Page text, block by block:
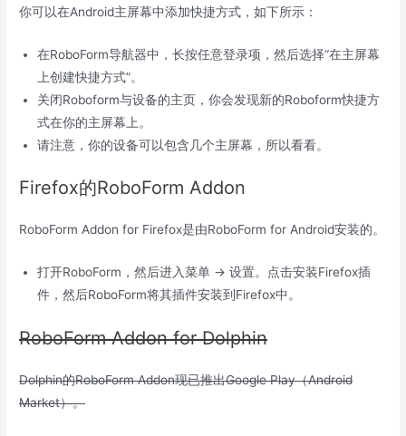
你可以在Android主屏幕中添加快捷方式，如下所示：
在RoboForm导航器中，长按任意登录项，然后选择“在主屏幕
上创建快捷方式”。
关闭Roboform与设备的主页，你会发现新的Roboform快捷方
式在你的主屏幕上。
请注意，你的设备可以包含几个主屏幕，所以看看。
Firefox的RoboForm Addon
RoboForm Addon for Firefox是由RoboForm for Android安装的。
打开RoboForm，然后进入菜单 → 设置。点击安装Firefox插
件，然后RoboForm将其插件安装到Firefox中。
RoboForm Addon for Dolphin
Dolphin的RoboForm Addon现已推出Google Play（Android
Market）。